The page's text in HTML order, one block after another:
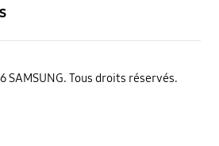
Tous droits réservés.